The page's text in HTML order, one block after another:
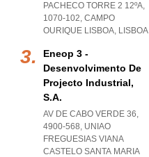
PACHECO TORRE 2 12ºA,
1070-102, CAMPO
OURIQUE LISBOA, LISBOA
Eneop 3 -
Desenvolvimento De
Projecto Industrial,
S.a.
AV DE CABO VERDE 36,
4900-568, UNIAO
FREGUESIAS VIANA
CASTELO SANTA MARIA